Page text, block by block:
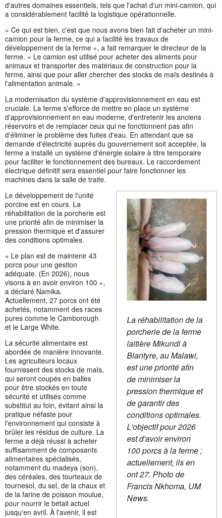
d'autres domaines essentiels, tels que l'achat d'un mini-camion, qui
a considérablement facilité la logistique opérationnelle.
« Ce qui est bien, c'est que nous avons bien fait d'acheter un mini-
camion pour la ferme, ce qui a facilité les travaux de
développement de la ferme », a fait remarquer le directeur de la
ferme. « Le camion est utilisé pour acheter des aliments pour
animaux et transporter des matériaux de construction pour la
ferme, ainsi que pour aller chercher des stocks de maïs destinés à
l'alimentation animale. »
La modernisation du système d'approvisionnement en eau est
cruciale. La ferme s'efforce de mettre en place un système
d'approvisionnement en eau moderne, d'entretenir les anciens
réservoirs et de remplacer ceux qui ne fonctionnent pas afin
d'éliminer le problème des fuites d'eau. En attendant que sa
demande d'électricité auprès du gouvernement soit acceptée, la
ferme a installé un système d'énergie solaire à titre temporaire
pour faciliter le fonctionnement des bureaux. Le raccordement
électrique définitif sera essentiel pour faire fonctionner les
machines dans la salle de traite.
La réhabilitation de la
porcherie de la ferme
laitière Mikundi à
Blantyre, au Malawi,
est une priorité afin
de minimiser la
pression thermique et
de garantir des
conditions optimales.
L'objectif pour 2026
est d'avoir environ
100 porcs à la ferme ;
actuellement, ils en
ont 27. Photo de
Francis Nkhoma, UM
News.
Le développement de l'unité
porcine est en cours. La
réhabilitation de la porcherie est
une priorité afin de minimiser la
pression thermique et d'assurer
des conditions optimales.
« Le plan est de maintenir 43
porcs pour une gestion
adéquate. (En 2026), nous
visons à en avoir environ 100 »,
a déclaré Namika.
Actuellement, 27 porcs ont été
achetés, notamment des races
pures comme le Camborough
et le Large White.
La sécurité alimentaire est
abordée de manière innovante.
Les agriculteurs locaux
fournissent des stocks de maïs,
qui seront coupés en balles
pour être stockés en toute
sécurité et utilisés comme
substitut au foin, évitant ainsi la
pratique néfaste pour
l'environnement qui consiste à
brûler les résidus de culture. La
ferme a déjà réussi à acheter
suffisamment de composants
alimentaires spécialisés,
notamment du madeya (son),
des céréales, des tourteaux de
tournesol, du sel, de la chaux et
de la farine de poisson moulue,
pour nourrir le bétail actuel
jusqu'en avril. À l'avenir, il est